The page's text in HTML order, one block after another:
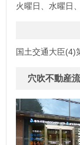
火曜日、水曜日
国土交通大臣(4)
穴吹不動産